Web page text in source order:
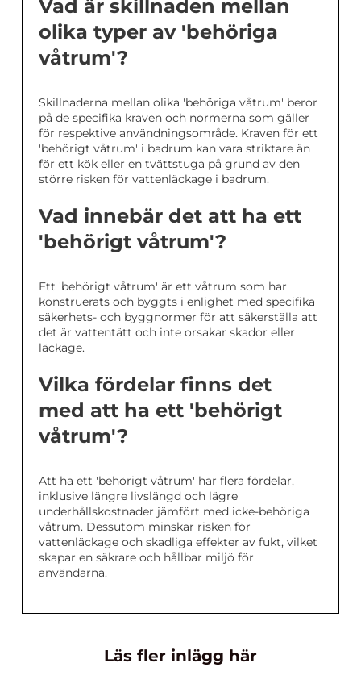
Vad är skillnaden mellan
olika typer av 'behöriga
våtrum'?
Skillnaderna mellan olika 'behöriga våtrum' beror
på de specifika kraven och normerna som gäller
för respektive användningsområde. Kraven för ett
'behörigt våtrum' i badrum kan vara striktare än
för ett kök eller en tvättstuga på grund av den
större risken för vattenläckage i badrum.
Vad innebär det att ha ett
'behörigt våtrum'?
Ett 'behörigt våtrum' är ett våtrum som har
konstruerats och byggts i enlighet med specifika
säkerhets- och byggnormer för att säkerställa att
det är vattentätt och inte orsakar skador eller
läckage.
Vilka fördelar finns det
med att ha ett 'behörigt
våtrum'?
Att ha ett 'behörigt våtrum' har flera fördelar,
inklusive längre livslängd och lägre
underhållskostnader jämfört med icke-behöriga
våtrum. Dessutom minskar risken för
vattenläckage och skadliga effekter av fukt, vilket
skapar en säkrare och hållbar miljö för
användarna.
Läs fler inlägg här